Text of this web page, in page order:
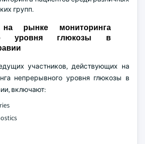
групп.
рынке мониторинга
уровня глюкозы в
участников, действующих на
непрерывного уровня глюкозы в
включают: